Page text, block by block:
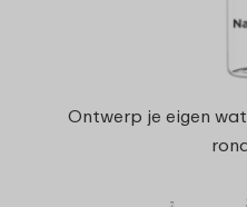
Ontwerp je eigen